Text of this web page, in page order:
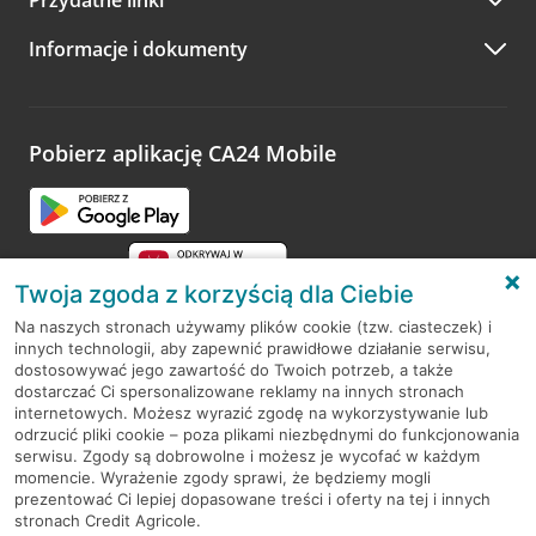
A po wizycie…
Zachęcamy do podzielenia się z nami opinią o wizycie.
opinie.
Informacje i dokumenty
Pobierz aplikację CA24 Mobile
RODO
Regulamin serwisu
Mapa serwisu
PolitykaCookies
Twoja zgoda z korzyścią dla Ciebie
Na naszych stronach używamy plików cookie (tzw. ciasteczek) i
innych technologii, aby zapewnić prawidłowe działanie serwisu,
dostosowywać jego zawartość do Twoich potrzeb, a także
dostarczać Ci spersonalizowane reklamy na innych stronach
internetowych. Możesz wyrazić zgodę na wykorzystywanie lub
odrzucić pliki cookie – poza plikami niezbędnymi do funkcjonowania
serwisu. Zgody są dobrowolne i możesz je wycofać w każdym
momencie. Wyrażenie zgody sprawi, że będziemy mogli
prezentować Ci lepiej dopasowane treści i oferty na tej i innych
stronach Credit Agricole.